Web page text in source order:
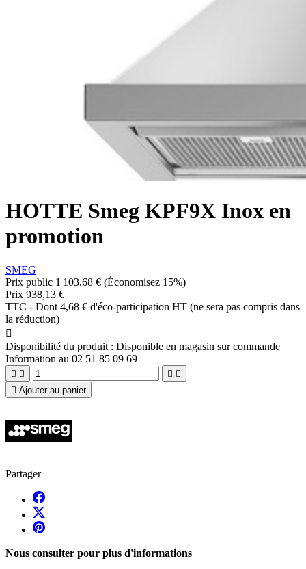
HOTTE Smeg KPF9X Inox en
promotion
SMEG
Prix public 1 103,68 € (Économisez 15%)
Prix 938,13 €
TTC - Dont 4,68 € d'éco-participation HT (ne sera pas compris dans
la réduction)

Disponibilité du produit : Disponible en magasin sur commande
Information au 02 51 85 09 69
   
 Ajouter au panier
Partager
Nous consulter pour plus d'informations